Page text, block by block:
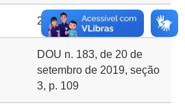
20/09/2019
DOU n. 183, de 20 de
setembro de 2019, seção
3, p. 109